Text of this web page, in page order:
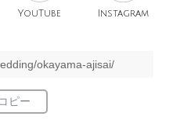
YouTube Instagram
okayama-ajisai/